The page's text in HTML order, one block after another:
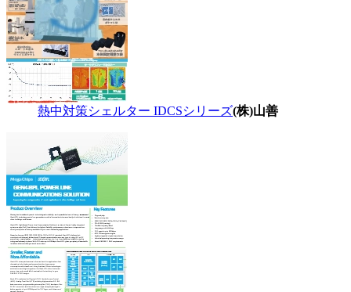
熱中対策シェルター IDCSシリーズ(株)山善